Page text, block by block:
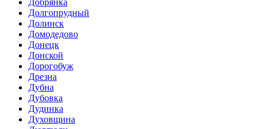
Долгопрудный
Долинск
Домодедово
Донецк
Донской
Дорогобуж
Дрезна
Дубна
Дубовка
Дудинка
Духовщина